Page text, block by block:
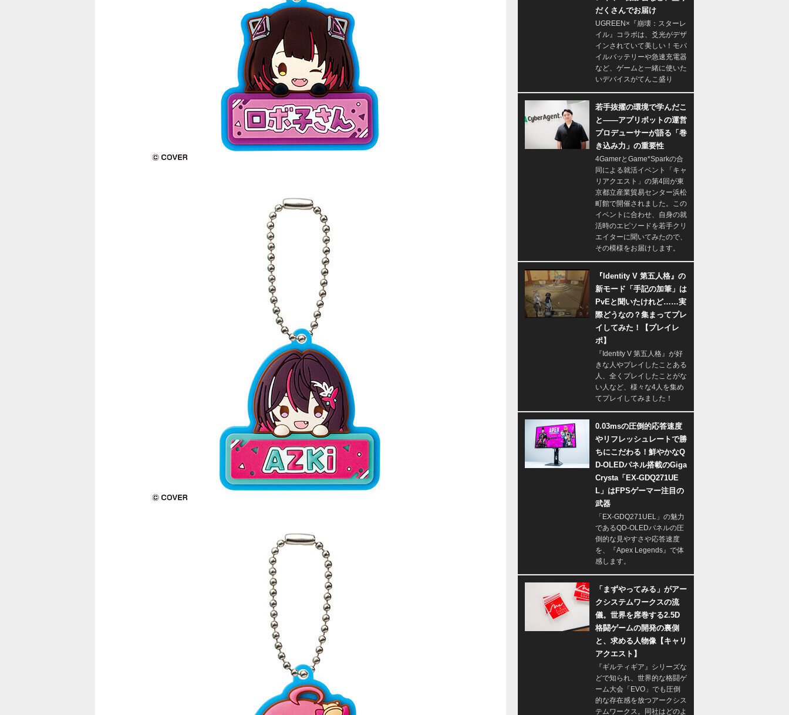
だくさんでお届け
UGREEN×『崩壊：スターレ
イル』コラボは、爻光がデザ
インされていて美しい！モバ
イルバッテリーや急速充電器
など、ゲームと一緒に使いた
いデバイスがてんこ盛り
若手抜擢の環境で学んだこ
と――アプリボットの運営
プロデューサーが語る「巻
き込み力」の重要性
4GamerとGame*Sparkの合
同による就活イベント「キャ
リアクエスト」の第4回が東
京都立産業貿易センター浜松
町館で開催されました。この
イベントに合わせ、自身の就
活時のエピソードを若手クリ
エイターに聞いてみたので、
その模様をお届けします。
『Identity V 第五人格』の
新モード「手記の加筆」は
PvEと聞いたけれど……実
際どうなの？集まってプレ
イしてみた！【プレイレ
ポ】
『Identity V 第五人格』が好
きな人やプレイしたことある
人、全くプレイしたことがな
い人など、様々な4人を集め
てプレイしてみました！
0.03msの圧倒的応答速度
やリフレッシュレートで勝
ちにこだわる！鮮やかなQ
D-OLEDパネル搭載のGiga
Crysta「EX-GDQ271UE
L」はFPSゲーマー注目の
武器
「EX-GDQ271UEL」の魅力
であるQD-OLEDパネルの圧
倒的な見やすさや応答速度
を、『Apex Legends』で体
感します。
「まずやってみる」がアー
クシステムワークスの流
儀。世界を席巻する2.5D
格闘ゲームの開発の裏側
と、求める人物像【キャリ
アクエスト】
『ギルティギア』シリーズな
どで知られ、世界的な格闘ゲ
ーム大会「EVO」でも圧倒
的な存在感を放つアークシス
テムワークス。同社はどのよ